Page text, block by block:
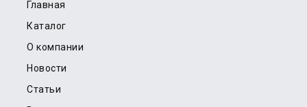
Главная
Каталог
О компании
Новости
Статьи